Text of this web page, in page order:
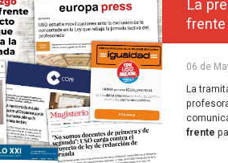
La
frente
06 de
La
frente